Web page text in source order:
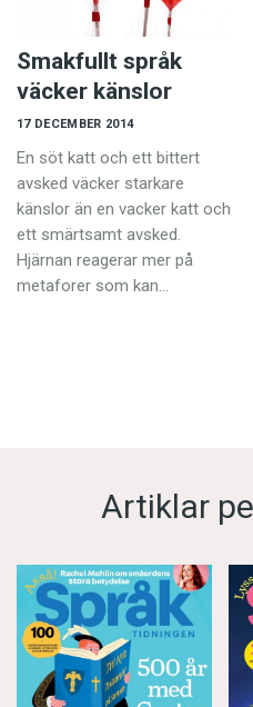
Smakfullt språk
väcker känslor
17 DECEMBER 2014
En söt katt och ett bittert
avsked väcker starkare
känslor än en vacker katt och
ett smärtsamt avsked.
Hjärnan reagerar mer på
metaforer som kan…
Artiklar